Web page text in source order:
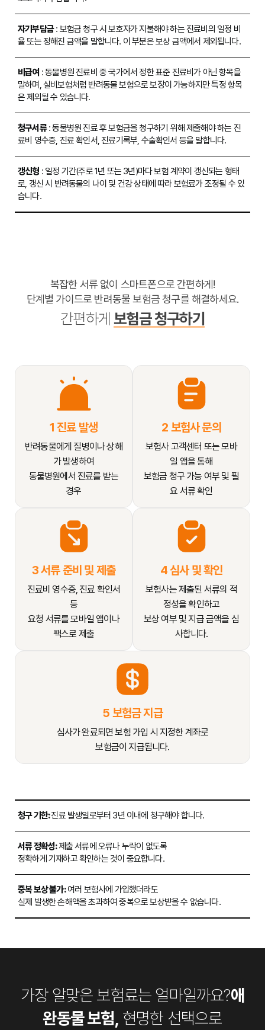
자기부담금: 보험금 청구 시 보호자가 지불해야 하는 진료비의 일정 비
율 또는 정해진 금액을 말합니다. 이 부분은 보상 금액에서 제외됩니다.
비급여 : 동물병원 진료비 중 국가에서 정한 표준 진료비가 아닌 항목을
말하며, 실비보험처럼 반려동물 보험으로 보장이 가능하지만 특정 항목
은 제외될 수 있습니다.
청구서류: 동물병원 진료 후 보험금을 청구하기 위해 제출해야 하는 진
료비 영수증, 진료 확인서, 진료기록부, 수술확인서 등을 말합니다.
갱신형 : 일정 기간(주로 1년 또는 3년)마다 보험 계약이 갱신되는 형태
로, 갱신 시 반려동물의 나이 및 건강 상태에 따라 보험료가 조정될 수 있
습니다.
복잡한 서류 없이 스마트폰으로 간편하게!
단계별 가이드로 반려동물 보험금 청구를 해결하세요.
간편하게보험금 청구하기
1 진료 발생
반려동물에게 질병이나 상해
가 발생하여
동물병원에서 진료를 받는
경우
2 보험사 문의
보험사 고객센터 또는 모바
일 앱을 통해
보험금 청구 가능 여부 및 필
요 서류 확인
3 서류 준비 및 제출
진료비 영수증, 진료 확인서
등
요청 서류를 모바일 앱이나
팩스로 제출
4 심사 및 확인
보험사는 제출된 서류의 적
정성을 확인하고
보상 여부 및 지급 금액을 심
사합니다.
5 보험금 지급
심사가 완료되면 보험 가입 시 지정한 계좌로
보험금이 지급됩니다.
청구 기한:진료 발생일로부터 3년 이내에 청구해야 합니다.
서류 정확성:제출 서류에 오류나 누락이 없도록
정확하게 기재하고 확인하는 것이 중요합니다.
중복 보상 불가:여러 보험사에 가입했더라도
실제 발생한 손해액을 초과하여 중복으로 보상받을 수 없습니다.
가장 알맞은 보험료는 얼마일까요?애
완동물 보험, 현명한 선택으로